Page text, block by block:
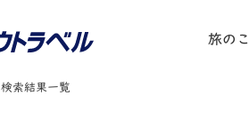
旅の
検索結果一覧